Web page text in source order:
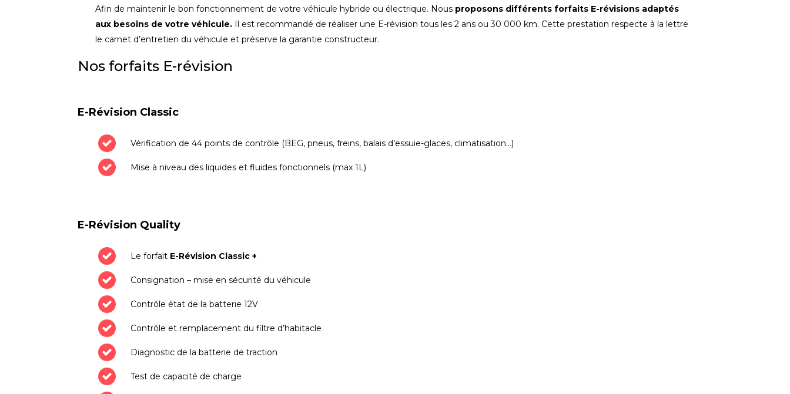
Afin de maintenir le bon fonctionnement de votre véhicule hybride ou électrique. Nous proposons différents forfaits E-révisions adaptés
aux besoins de votre véhicule. Il est recommandé de réaliser une E-révision tous les 2 ans ou 30 000 km. Cette prestation respecte à la lettre
le carnet d’entretien du véhicule et préserve la garantie constructeur.
Nos forfaits E-révision
E-Révision Classic
Vérification de 44 points de contrôle (BEG, pneus, freins, balais d’essuie-glaces, climatisation…)
Mise à niveau des liquides et fluides fonctionnels (max 1L)
E-Révision Quality
Le forfait E-Révision Classic +
Consignation – mise en sécurité du véhicule
Contrôle état de la batterie 12V
Contrôle et remplacement du filtre d’habitacle
Diagnostic de la batterie de traction
Test de capacité de charge